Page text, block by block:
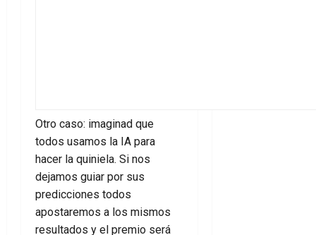
Otro caso: imaginad que
todos usamos la IA para
hacer la quiniela. Si nos
dejamos guiar por sus
predicciones todos
apostaremos a los mismos
resultados y el premio será